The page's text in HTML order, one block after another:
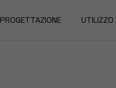
PROGETTAZIONE UTILIZZO